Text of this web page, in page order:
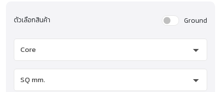
ตัวเลือกสินค้า Ground